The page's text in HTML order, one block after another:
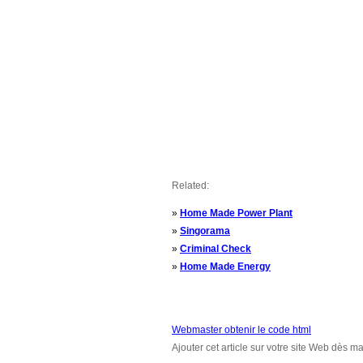
Related:
» Home Made Power Plant
» Singorama
» Criminal Check
» Home Made Energy
Webmaster obtenir le code html
Ajouter cet article sur votre site Web dès